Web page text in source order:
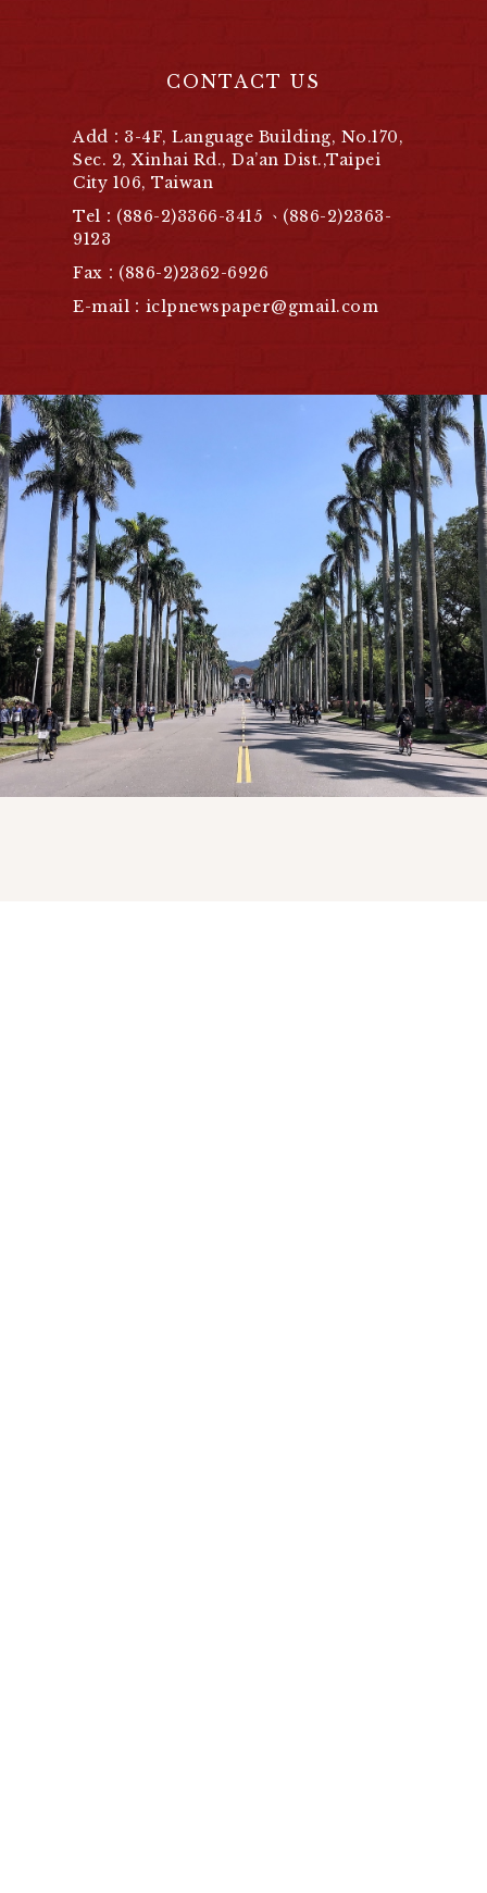
CONTACT US
Add：3-4F, Language Building, No.170,
Sec. 2, Xinhai Rd., Da’an Dist.,Taipei
City 106, Taiwan
Tel：(886-2)3366-3415 、(886-2)2363-
9123
Fax：(886-2)2362-6926
E-mail：iclpnewspaper@gmail.com